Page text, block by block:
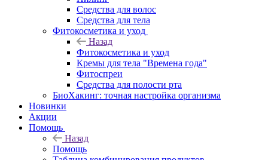
Средства для волос
Средства для тела
Фитокосметика и уход
Назад
Фитокосметика и уход
Кремы для тела "Времена года"
Фитоспреи
Средства для полости рта
БиоХакинг: точная настройка организма
Новинки
Акции
Помощь
Назад
Помощь